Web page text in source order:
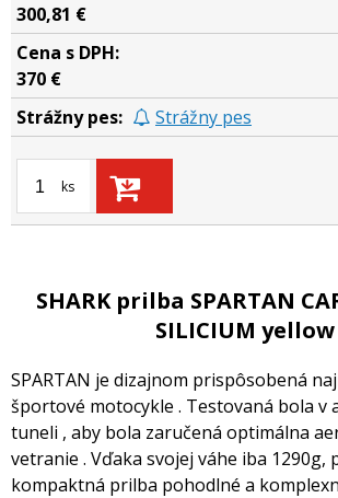
300,81 €
370 €
Strážny pes
ks
SHARK prilba SPARTAN
SILICIUM yellow
SPARTAN je dizajnom prispôsobená
športové motocykle . Testovaná bola v
tuneli , aby bola zaručená optimálna
vetranie . Vďaka svojej váhe iba 1290g,
kompaktná prilba pohodlné a